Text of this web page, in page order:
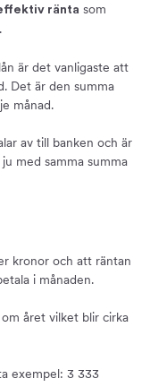
ränta som
.
är det vanligaste att
Det är den summa
månad.
av till banken och är
med samma summa
kronor och att räntan
i månaden.
året vilket blir cirka
exempel: 3 333